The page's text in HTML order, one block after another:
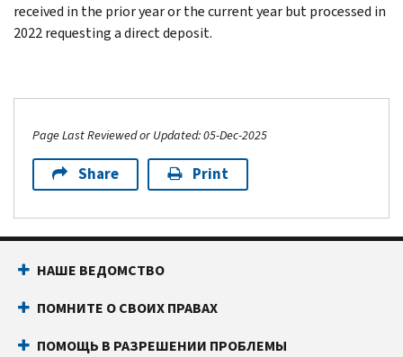
received in the prior year or the current year but processed in
2022 requesting a direct deposit.
Page Last Reviewed or Updated: 05-Dec-2025
Share Print
НАШЕ ВЕДОМСТВО
ПОМНИТЕ О СВОИХ ПРАВАХ
ПОМОЩЬ В РАЗРЕШЕНИИ ПРОБЛЕМЫ